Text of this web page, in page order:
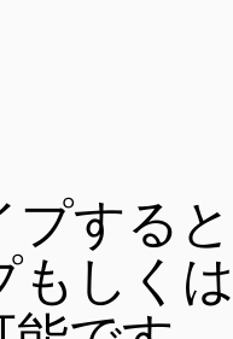
プする
もしく